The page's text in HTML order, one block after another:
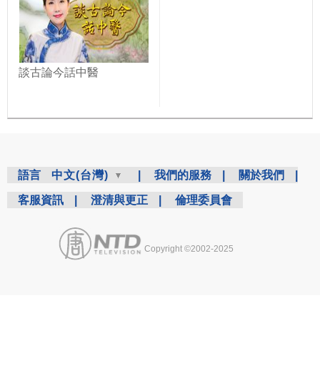
談古論今話中醫
語言 中文(台灣) 我們的服務 關於我們
客服資訊 澄清與更正 倫理委員會
Copyright ©2002-2025